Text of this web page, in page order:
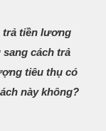
trả tiền lương
sang cách trả
tiêu thụ có
này không?